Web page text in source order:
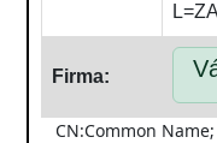
Firma:
CN:Common